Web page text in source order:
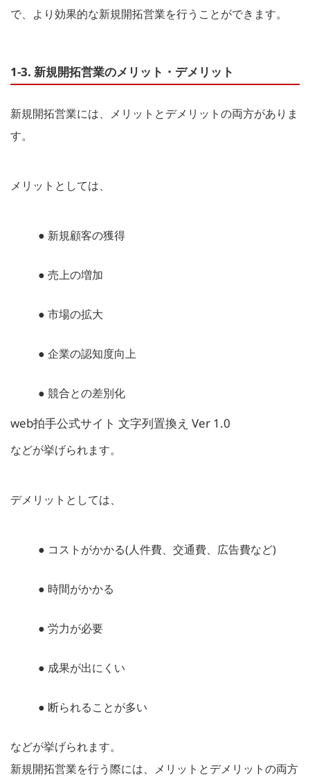
で、より効果的な新規開拓営業を行うことができます。
1-3. 新規開拓営業のメリット・デメリット
新規開拓営業には、メリットとデメリットの両方がありま
す。
メリットとしては、
● 新規顧客の獲得
● 売上の増加
● 市場の拡大
● 企業の認知度向上
● 競合との差別化
web拍手公式サイト 文字列置換え Ver 1.0
などが挙げられます。
デメリットとしては、
● コストがかかる(人件費、交通費、広告費など)
● 時間がかかる
● 労力が必要
● 成果が出にくい
● 断られることが多い
などが挙げられます。
新規開拓営業を行う際には、メリットとデメリットの両方